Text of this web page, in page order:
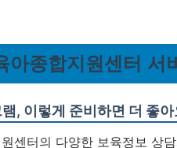
아종합지원센터 서
, 이렇게 준비하면 더 좋
센터의 다양한 보육정보 상